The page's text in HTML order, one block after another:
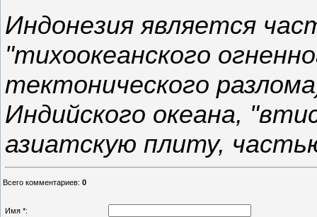
Индонезия является
"тихоокеанского
тектонического
Индийского океана,
азиатскую плиту,
Всего комментариев: 0
Имя *: